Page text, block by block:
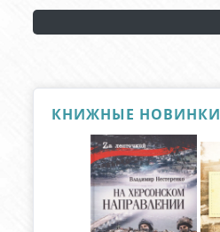
КНИЖНЫЕ НОВИНКИ